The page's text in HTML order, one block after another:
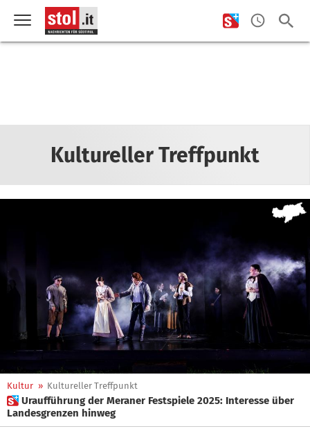
Kultureller Treffpunkt
Kultur » Kultureller Treffpunkt
 Uraufführung der Meraner Festspiele 2025: Interesse über
Landesgrenzen hinweg